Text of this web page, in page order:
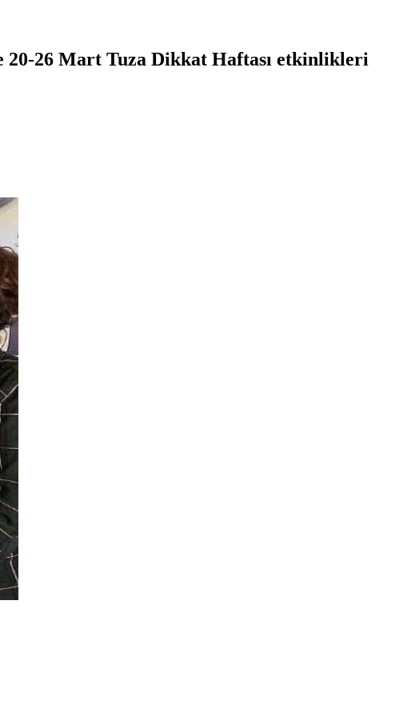
20-26 Mart Tuza Dikkat Haftası etkinlikleri